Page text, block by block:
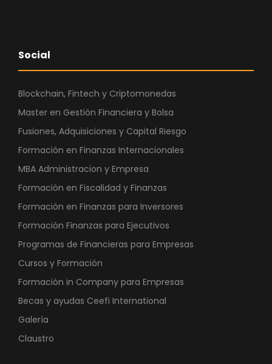
Social
Blockchain, Fintech y Criptomonedas
Master en Gestión Financiera y Bolsa
Fusiones, Adquisiciones y Capital Riesgo
Formación en Finanzas Internacionales
MBA Administracion y Empresa
Formación en Fiscalidad y Finanzas
Formación en Finanzas para Inversores
Formación Finanzas para Ejecutivos
Programas de Financieras para Empresas
Cursos y Formación
Formación in Company para Empresas
Becas y ayudas Ceefi International
Galería
Claustro